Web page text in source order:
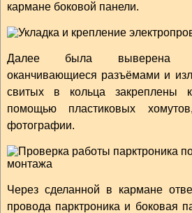
кармане боковой панели.
Далее была выверена
оканчивающиеся разъёмами и
свитых в кольца закреплены
помощью пластиковых
фотографии.
Через сделанной в кармане
провода парктроника и боковая